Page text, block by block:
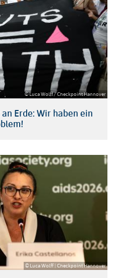
© Luca Wolff / Checkpoint Hannover
Erde: Wir haben ein
© Luca Wolff | Checkpoint Hannover